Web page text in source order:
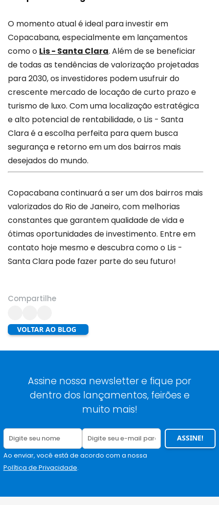
O momento atual é ideal para investir em
Copacabana, especialmente em lançamentos
como o Lis - Santa Clara. Além de se beneficiar
de todas as tendências de valorização projetadas
para 2030, os investidores podem usufruir do
crescente mercado de locação de curto prazo e
turismo de luxo. Com uma localização estratégica
e alto potencial de rentabilidade, o Lis - Santa
Clara é a escolha perfeita para quem busca
segurança e retorno em um dos bairros mais
desejados do mundo.
Copacabana continuará a ser um dos bairros mais
valorizados do Rio de Janeiro, com melhorias
constantes que garantem qualidade de vida e
ótimas oportunidades de investimento. Entre em
contato hoje mesmo e descubra como o Lis -
Santa Clara pode fazer parte do seu futuro!
Compartilhe
VOLTAR AO BLOG
Assine nossa newsletter e fique por
dentro dos lançamentos, feirões e
muito mais!
ASSINE!
Ao enviar, você está de acordo com a nossa
Política de Privacidade.